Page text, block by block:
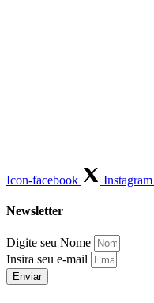
Icon-facebook Instagram
Newsletter
Digite seu Nome
Insira seu e-mail
Enviar